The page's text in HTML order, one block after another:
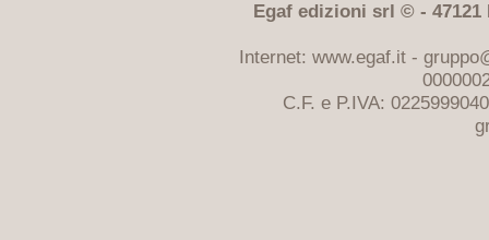
Egaf edizioni srl © - 47121
Internet: www.egaf.it -
C.F. e P.IVA: